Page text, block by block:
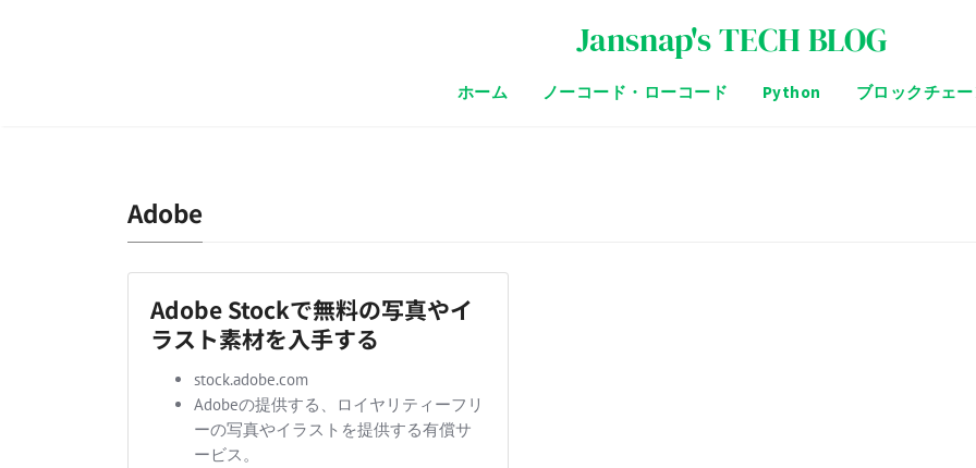
Jansnap's TECH BLOG
ホーム ノーコード・ローコード Python ブロックチェ
Adobe
Adobe Stockで無料の写真やイ
ラスト素材を入手する
stock.adobe.com
Adobeの提供する、ロイヤリティーフリ
ーの写真やイラストを提供する有償サ
ービス。